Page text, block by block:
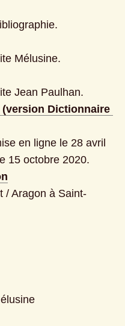
Mélusine.
Jean Paulhan.
Dictionnaire
en ligne le 28 avril
15 octobre 2020.
/ Aragon à Saint-